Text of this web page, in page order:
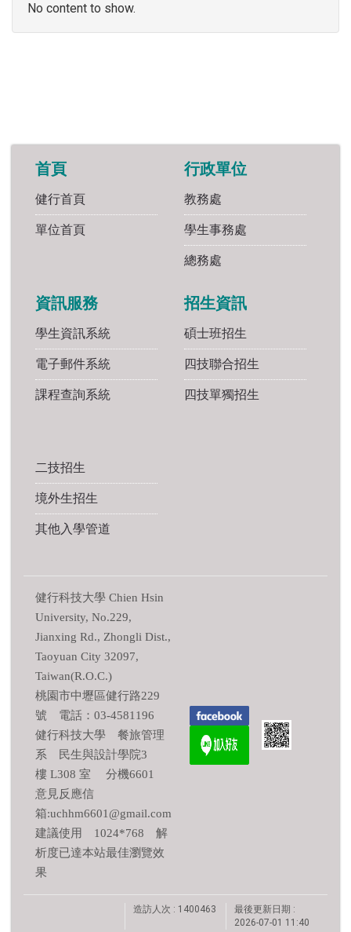
No content to show.
首頁
健行首頁
單位首頁
行政單位
教務處
學生事務處
總務處
資訊服務
學生資訊系統
電子郵件系統
課程查詢系統
招生資訊
碩士班招生
四技聯合招生
四技單獨招生
二技招生
境外生招生
其他入學管道
健行科技大學 Chien Hsin
University, No.229,
Jianxing Rd., Zhongli Dist.,
Taoyuan City 32097,
Taiwan(R.O.C.)
桃園市中壢區健行路229
號 電話：03-4581196
健行科技大學 餐旅管理
系 民生與設計學院3
樓 L308 室 分機6601
意見反應信
箱:uchhm6601@gmail.com
建議使用 1024*768 解
析度已達本站最佳瀏覽效
果
造訪人次 : 1400463
最後更新日期 :
2026-07-01 11:40